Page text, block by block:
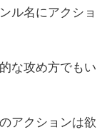
ル名にアクシ
な攻め方でも
アクションは欲